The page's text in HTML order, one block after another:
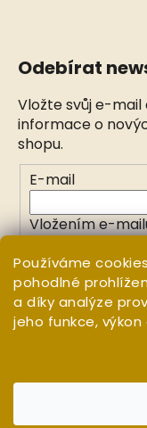
Používáme
pohodlné
a díky analýze
jeho funkce,
Odebírat
Vložte svůj e-
informace o
shopu.
E-mail
Vložením e-
PŘIHLÁSIT SE